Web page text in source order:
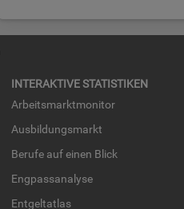
IN­TER­AK­TI­VE STA­TIS­TI­KEN
Ar­beits­markt­mo­ni­tor
Aus­bil­dungs­markt
Be­ru­fe auf einen Blick
Eng­pass­ana­ly­se
Ent­gel­t­at­las